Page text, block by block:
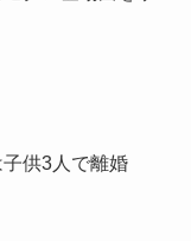
供3人で離婚